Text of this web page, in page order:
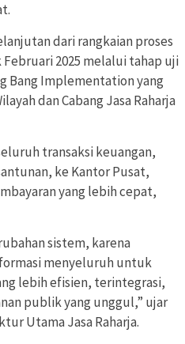
dari rangkaian proses
2025 melalui tahap uji
Bang Implementation yang
dan Cabang Jasa Raharja
transaksi keuangan,
ke Kantor Pusat,
yang lebih cepat,
sistem, karena
menyeluruh untuk
lebih efisien, terintegrasi,
publik yang unggul,” ujar
Utama Jasa Raharja.